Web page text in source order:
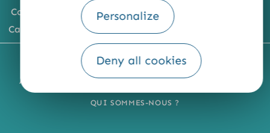
Personalize
Deny all cookies
Comment venir ?
Carte du territoire
MENTIONS LÉGALES PLAN DU SITE
ACCESSIBILITÉ : NON CONFORME PRESSE
QUI SOMMES-NOUS ?